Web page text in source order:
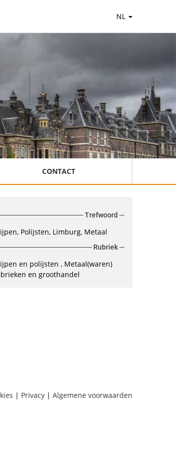
NL
CONTACT
Trefwoord
Polijsten, Limburg, Metaal
Rubriek
en polijsten
Metaal(waren)
en groothandel
| Privacy | Algemene voorwaarden